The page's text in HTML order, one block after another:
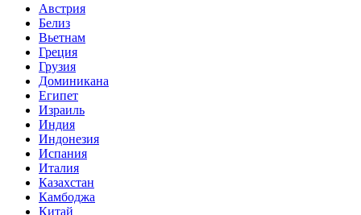
Австрия
Белиз
Вьетнам
Греция
Грузия
Доминикана
Египет
Израиль
Индия
Индонезия
Испания
Италия
Казахстан
Камбоджа
Китай